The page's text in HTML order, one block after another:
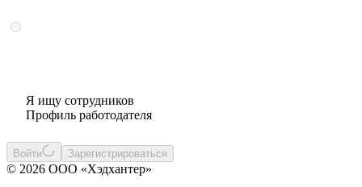
Я ищу сотрудников
Профиль работодателя
Войти Зарегистрироваться
© 2026 ООО «Хэдхантер»